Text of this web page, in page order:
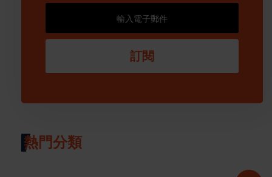
訂閱
熱門分類